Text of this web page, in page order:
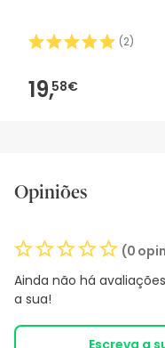
(2)
19,58€
Opiniões
(0
Ainda não há
a sua!
Escreva a